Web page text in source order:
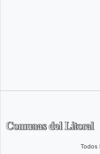
Todos